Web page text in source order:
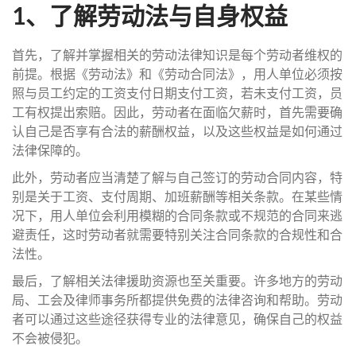
1、了解劳动法与自身权益
首先，了解并掌握相关的劳动法律知识是每个劳动者维权的
前提。根据《劳动法》和《劳动合同法》，用人单位必须按
照与员工约定的工资支付日期支付工资，若未支付工资，员
工有权提出索赔。因此，劳动者在面临欠薪时，首先需要确
认自己是否享有合法的薪酬权益，以及这些权益是如何通过
法律保障的。
此外，劳动者应当清楚了解与自己签订的劳动合同内容，特
别是关于工资、支付周期、加班薪酬等相关条款。在某些情
况下，用人单位会利用模糊的合同条款或不规范的合同来逃
避责任，这时劳动者就需要特别关注合同条款的合规性和合
法性。
最后，了解相关法律援助资源也至关重要。许多地方的劳动
局、工会及律师事务所都提供免费的法律咨询和帮助。劳动
者可以通过这些途径获得专业的法律意见，确保自己的权益
不会被侵犯。